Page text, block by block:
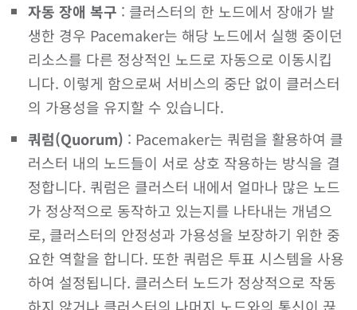
자동 장애 복구 : 클러스터의 한 노드에서 장애가 발
생한 경우 Pacemaker는 해당 노드에서 실행 중이던
리소스를 다른 정상적인 노드로 자동으로 이동시킵
니다. 이렇게 함으로써 서비스의 중단 없이 클러스터
의 가용성을 유지할 수 있습니다.
쿼럼(Quorum) : Pacemaker는 쿼럼을 활용하여 클
러스터 내의 노드들이 서로 상호 작용하는 방식을 결
정합니다. 쿼럼은 클러스터 내에서 얼마나 많은 노드
가 정상적으로 동작하고 있는지를 나타내는 개념으
로, 클러스터의 안정성과 가용성을 보장하기 위한 중
요한 역할을 합니다. 또한 쿼럼은 투표 시스템을 사용
하여 설정됩니다. 클러스터 노드가 정상적으로 작동